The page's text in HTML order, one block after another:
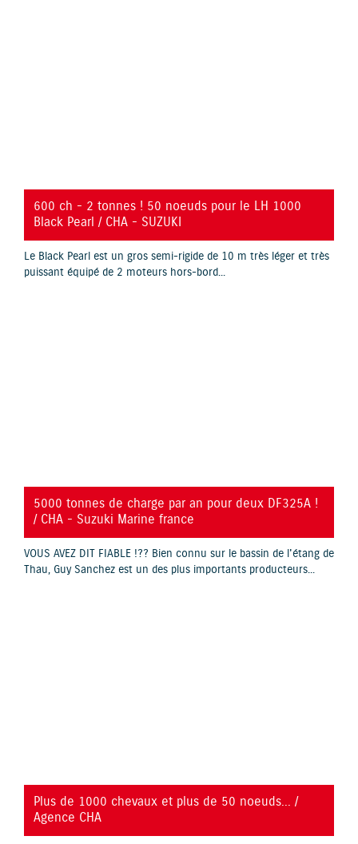
YouTube is disabled. Allow
600 ch - 2 tonnes ! 50 noeuds pour le LH 1000
Black Pearl / CHA - SUZUKI
Le Black Pearl est un gros semi-rigide de 10 m très léger et très
puissant équipé de 2 moteurs hors-bord...
YouTube is disabled. Allow
5000 tonnes de charge par an pour deux DF325A !
/ CHA - Suzuki Marine france
VOUS AVEZ DIT FIABLE !?? Bien connu sur le bassin de l'étang de
Thau, Guy Sanchez est un des plus importants producteurs...
YouTube is disabled. Allow
Plus de 1000 chevaux et plus de 50 noeuds... /
Agence CHA